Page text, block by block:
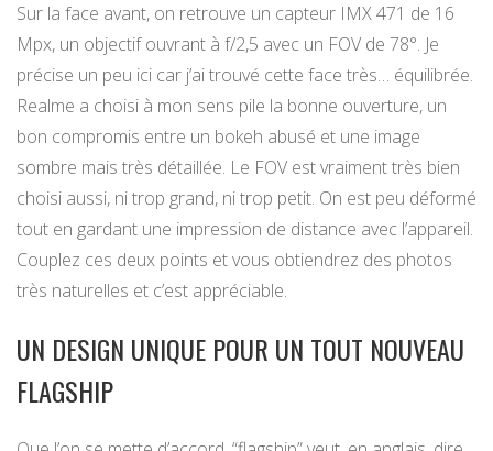
Sur la face avant, on retrouve un capteur IMX 471 de 16
Mpx, un objectif ouvrant à f/2,5 avec un FOV de 78°. Je
précise un peu ici car j’ai trouvé cette face très… équilibrée.
Realme a choisi à mon sens pile la bonne ouverture, un
bon compromis entre un bokeh abusé et une image
sombre mais très détaillée. Le FOV est vraiment très bien
choisi aussi, ni trop grand, ni trop petit. On est peu déformé
tout en gardant une impression de distance avec l’appareil.
Couplez ces deux points et vous obtiendrez des photos
très naturelles et c’est appréciable.
UN DESIGN UNIQUE POUR UN TOUT NOUVEAU
FLAGSHIP